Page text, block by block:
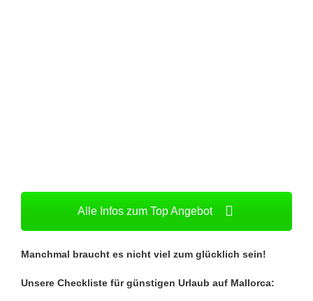
Alle Infos zum Top Angebot
Manchmal braucht es nicht viel zum glücklich sein!
Unsere Checkliste für günstigen Urlaub auf Mallorca: